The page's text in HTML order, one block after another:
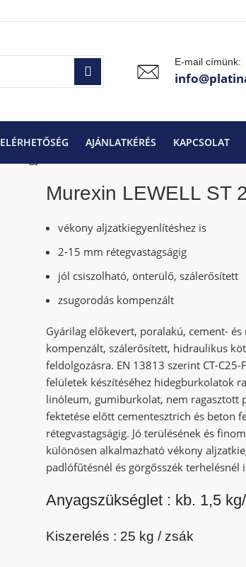
E-mail címünk:
ELÉRHETŐSÉG AJÁNLATKÉRÉS KAPCSOLAT
Murexin LEWELL ST
vékony aljzatkiegyenlítéshez is
2-15 mm rétegvastagságig
jól csiszolható, önterülő, szálerősített
zsugorodás kompenzált
Gyárilag előkevert, poralakú, cement-
kompenzált, szálerősített, hidraulikus
feldolgozásra. EN 13813 szerint CT-
felületek készítéséhez hidegburkolatok
linóleum, gumiburkolat, nem ragasztott
fektetése előtt cementesztrich és beton
rétegvastagságig. Jó terülésének és
különösen alkalmazható vékony
padlófűtésnél és görgősszék terhelésnél
Anyagszükséglet : kb. 1,5
Kiszerelés : 25 kg / zsák